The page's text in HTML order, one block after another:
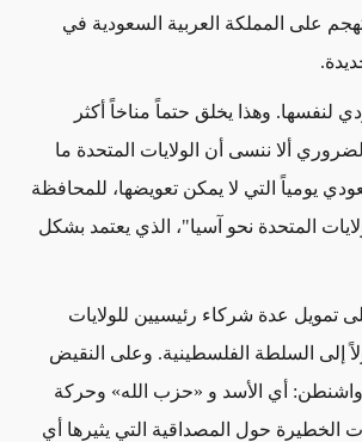
على المملكة العربية السعودية في
لنفسها. وهذا يخلق حتماً مناخاً أكثر
ألا ننسى أن الولايات المتحدة ما
يومياً التي لا يمكن تعويضها، للمحافظة
المتحدة نحو آسيا"، الذي يعتمد بشكل
تمويل عدة شركاء رئيسيين للولايات
إلى السلطة الفلسطينية. وعلى النقيض
واشنطن: أي الأسد و «حزب الله» وحركة
الخطيرة حول المصداقية التي يثيرها أي